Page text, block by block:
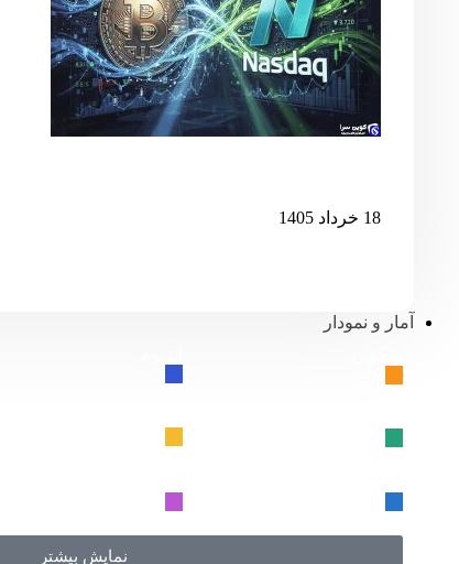
18 خرداد 1405
آمار و نمودار
نمایش بیشتر